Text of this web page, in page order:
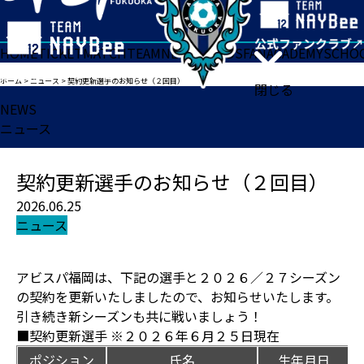
閉じる
HOMETICKETMATCHTEAMNEWSGOODSFANACADEMY
ホーム >ニュース >契約更新選手のお知らせ（２回目）
NEWS
ニュース
契約更新選手のお知らせ（２回目）
2026.06.25
ニュース
アビスパ福岡は、下記の選手と２０２６／２７シーズン
の契約を更新いたしましたので、お知らせいたします。
引き続き新シーズンも共に戦いましょう！
■契約更新選手 ※２０２６年６月２５日現在
ポジション
氏名 生年月日